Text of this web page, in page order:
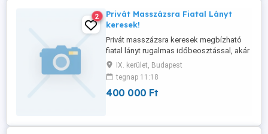
2
Privát Masszázsra Fiatal Lányt
keresek!
Privát masszázsra keresek megbízható
fiatal lányt rugalmas időbeosztással, akár
azonnali kezdéssel, csak az én részemre.
Diákmunka helyett vagy mellett, illetve
mellékállásként is ideális lehetőség.
Középiskolai tanulmányok, főiskola,
IX. kerület, Budapest
tegnap 11:18
400 000 Ft